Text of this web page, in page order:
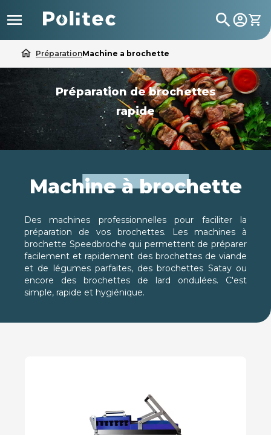
 search
home PréparationMachine a brochette
Préparation de brochettes
rapide
Machine à brochette
Des machines professionnelles pour faciliter la
préparation de vos brochettes. Les machines à
brochette Speedbroche qui permettent de préparer
facilement et rapidement des brochettes de viande
et de légumes parfaites, des brochettes Satay ou
encore des brochettes de lard ondulées. C'est
simple, rapide et hygiénique.